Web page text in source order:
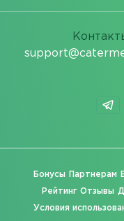
Бонусы Партнерам
Рейтинг Отзывы
Условия